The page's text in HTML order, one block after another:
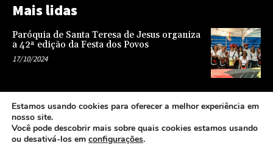
Mais lidas
Paróquia de Santa Teresa de Jesus organiza
a 42ª edição da Festa dos Povos
17/10/2024
Representatividade na infância: o papel da
escola na formação de uma sociedade mais
justa e equitativa
26/04/2024
Estamos usando cookies para oferecer a melhor experiência em
nosso site.
Você pode descobrir mais sobre quais cookies estamos usando
ou desativá-los em configurações.